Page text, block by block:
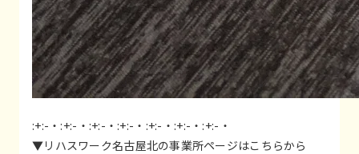
:+:-・:+:-・:+:-・:+:-・:+:-・:+:-・:+:-・
▼リハスワーク名古屋北の事業所ページはこちらから